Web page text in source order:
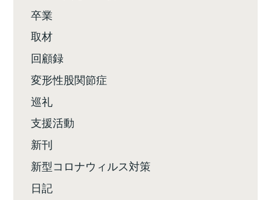
卒業
取材
回顧録
変形性股関節症
巡礼
支援活動
新刊
新型コロナウィルス対策
日記